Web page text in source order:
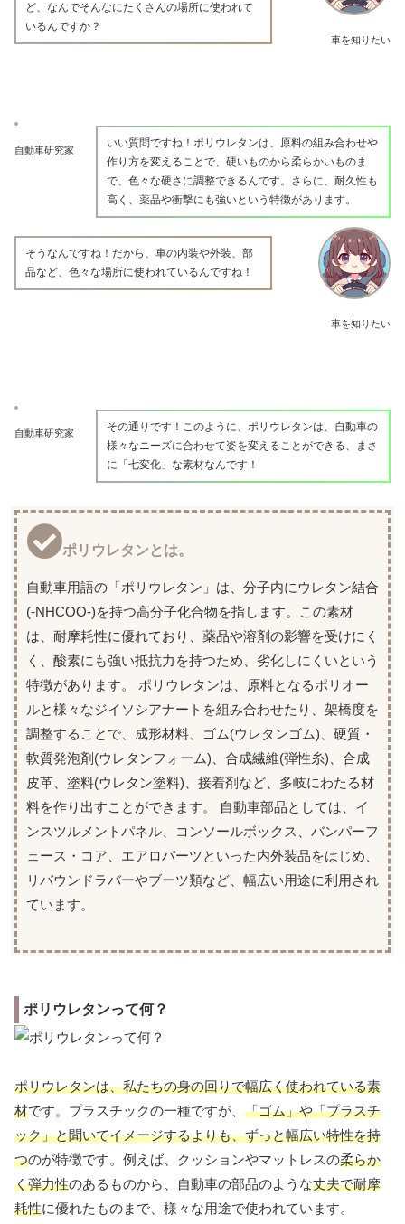
車を知りたい
ど、なんでそんなにたくさんの場所に使われて
いるんですか？
自動車研究家
いい質問ですね！ポリウレタンは、原料の組み合わせや
作り方を変えることで、硬いものから柔らかいものま
で、色々な硬さに調整できるんです。さらに、耐久性も
高く、薬品や衝撃にも強いという特徴があります。
車を知りたい
そうなんですね！だから、車の内装や外装、部
品など、色々な場所に使われているんですね！
自動車研究家
その通りです！このように、ポリウレタンは、自動車の
様々なニーズに合わせて姿を変えることができる、まさ
に「七変化」な素材なんです！
ポリウレタンとは。
自動車用語の「ポリウレタン」は、分子内にウレタン結合
(-NHCOO-)を持つ高分子化合物を指します。この素材
は、耐摩耗性に優れており、薬品や溶剤の影響を受けにく
く、酸素にも強い抵抗力を持つため、劣化しにくいという
特徴があります。 ポリウレタンは、原料となるポリオー
ルと様々なジイソシアナートを組み合わせたり、架橋度を
調整することで、成形材料、ゴム(ウレタンゴム)、硬質・
軟質発泡剤(ウレタンフォーム)、合成繊維(弾性糸)、合成
皮革、塗料(ウレタン塗料)、接着剤など、多岐にわたる材
料を作り出すことができます。 自動車部品としては、イ
ンスツルメントパネル、コンソールボックス、バンパーフ
ェース・コア、エアロパーツといった内外装品をはじめ、
リバウンドラバーやブーツ類など、幅広い用途に利用され
ています。
ポリウレタンって何？
ポリウレタンは、私たちの身の回りで幅広く使われている素
材です。プラスチックの一種ですが、 「ゴム」や「プラスチ
ック」と聞いてイメージするよりも、ずっと幅広い特性を持
つのが特徴です。例えば、クッションやマットレスの柔らか
く弾力性のあるものから、自動車の部品のような丈夫で耐摩
耗性に優れたものまで、様々な用途で使われています。